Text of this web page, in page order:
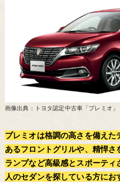
画像出典：トヨタ認定中古車「プレミオ」
プレミオは格調の高さを備え
あるフロントグリルや、精悍さ
ランプなど高級感とスポーテ
人のセダンを探している方にお